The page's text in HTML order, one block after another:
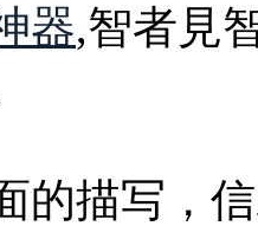
器,智者見
的描写，